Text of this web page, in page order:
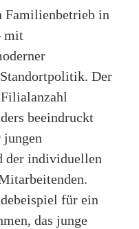
Familienbetrieb in
mit
Der
beeindruckt
jungen
der individuellen
für ein
das junge